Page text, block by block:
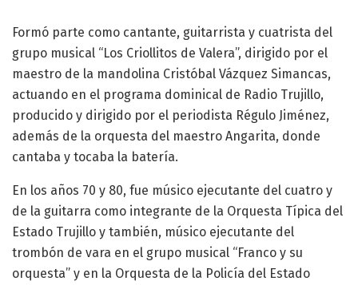
Formó parte como cantante, guitarrista y cuatrista del
grupo musical “Los Criollitos de Valera”, dirigido por el
maestro de la mandolina Cristóbal Vázquez Simancas,
actuando en el programa dominical de Radio Trujillo,
producido y dirigido por el periodista Régulo Jiménez,
además de la orquesta del maestro Angarita, donde
cantaba y tocaba la batería.
En los años 70 y 80, fue músico ejecutante del cuatro y
de la guitarra como integrante de la Orquesta Típica del
Estado Trujillo y también, músico ejecutante del
trombón de vara en el grupo musical “Franco y su
orquesta” y en la Orquesta de la Policía del Estado